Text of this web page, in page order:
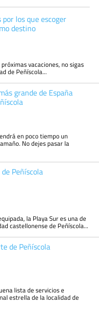
los que escoger
destino
vacaciones, no sigas
de Peñíscola...
grande de España
en poco tiempo un
No dejes pasar la
Peñíscola
la Playa Sur es una de
castellonense de Peñíscola...
de Peñíscola
lista de servicios e
estrella de la localidad de